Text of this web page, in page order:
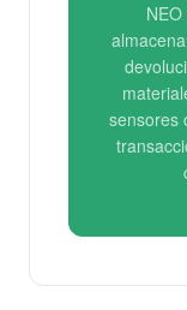
sensores